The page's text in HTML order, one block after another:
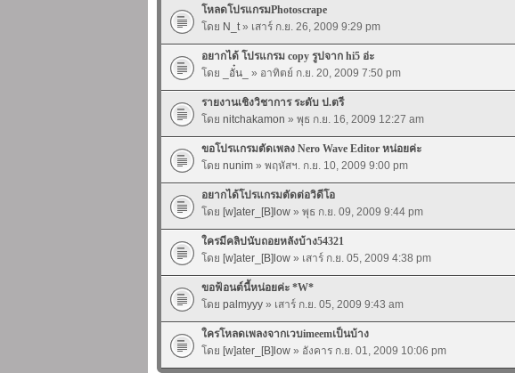
โหลดโปรแกรมPhotoscrape
โดย N_t» เสาร์ ก.ย. 26, 2009 9:29 pm
อยากได้ โปรแกรม copy รูปจาก hi5 อ่ะ
โดย
_อั๋น_ » อาทิตย์ ก.ย. 20, 2009 7:50 pm
รายงานเชิงวิชาการ ระดับ ป.ตรี
โดย nitchakamon » พุธ ก.ย. 16, 2009 12:27 am
ขอโปรแกรมตัดเพลง Nero Wave Editor หน่อยค่ะ
โดย nunim » พฤหัสฯ. ก.ย. 10, 2009 9:00 pm
อยากได้โปรแกรมตัดต่อวิดีโอ
โดย [w]ater_[B]low » พุธ ก.ย. 09, 2009 9:44 pm
ใครมีคลิปนับถอยหลังบ้าง54321
โดย [w]ater_[B]low » เสาร์ ก.ย. 05, 2009 4:38 pm
ขอฟ้อนต์นี้หน่อยค่ะ *W*
โดย palmyyy » เสาร์ ก.ย. 05, 2009 9:43 am
ใครโหลดเพลงจากเวบimeemเป็นบ้าง
โดย [w]ater_[B]low » อังคาร ก.ย. 01, 2009 10:06 pm